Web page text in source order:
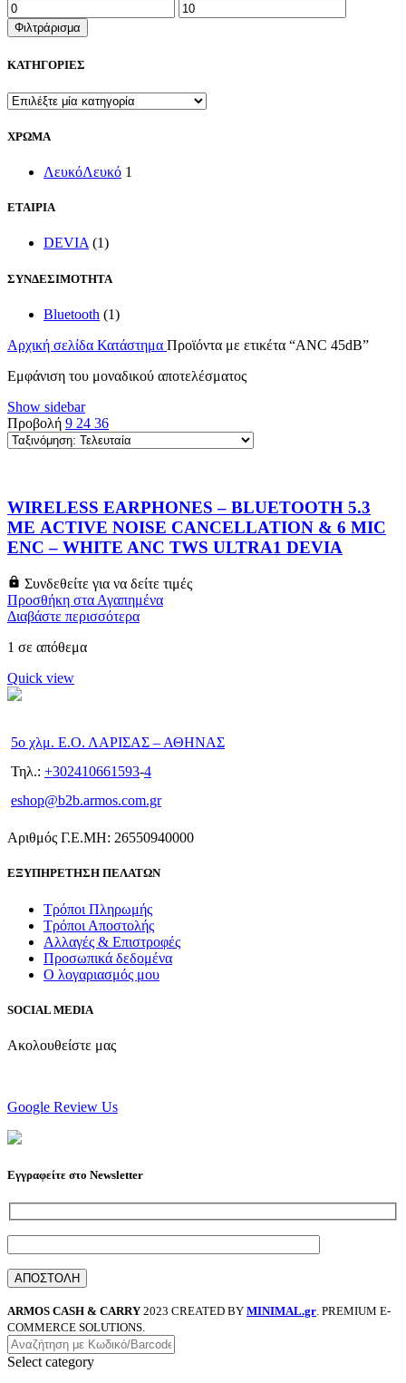
Ελάχιστη
τιμή
Μέγιστη
τιμή
Φιλτράρισμα
ΚΑΤΗΓΟΡΙΕΣ
ΧΡΩΜΑ
ΛευκόΛευκό 1
ΕΤΑΙΡΙΑ
DEVIA (1)
ΣΥΝΔΕΣΙΜΟΤΗΤΑ
Bluetooth (1)
Αρχική σελίδα Κατάστημα Προϊόντα με ετικέτα “ANC 45dB”
Εμφάνιση του μοναδικού αποτελέσματος
Show sidebar
Προβολή 9 24 36
WIRELESS EARPHONES – BLUETOOTH 5.3
ΜΕ ACTIVE NOISE CANCELLATION & 6 MIC
ENC – WHITE ANC TWS ULTRA1 DEVIA
Συνδεθείτε για να δείτε τιμές
Προσθήκη στα Αγαπημένα
Διαβάστε περισσότερα
1 σε απόθεμα
Quick view
5ο χλμ. Ε.Ο. ΛΑΡΙΣΑΣ – ΑΘΗΝΑΣ
Τηλ.: +302410661593-4
eshop@b2b.armos.com.gr
Αριθμός Γ.Ε.ΜΗ: 26550940000
ΕΞΥΠΗΡΕΤΗΣΗ ΠΕΛΑΤΩΝ
Τρόποι Πληρωμής
Τρόποι Αποστολής
Αλλαγές & Επιστροφές
Προσωπικά δεδομένα
Ο λογαριασμός μου
SOCIAL MEDIA
Ακολουθείστε μας
Google Review Us
Εγγραφείτε στο Newsletter
ARMOS CASH & CARRY 2023 CREATED BY MINIMAL.gr . PREMIUM E-
COMMERCE SOLUTIONS.
Select category